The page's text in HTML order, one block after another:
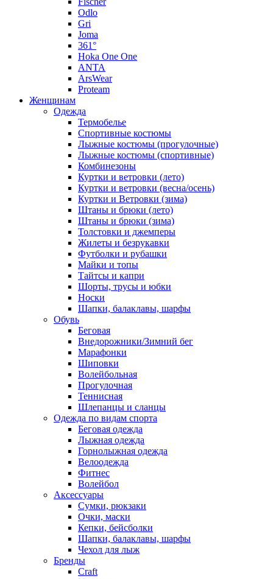
Odlo
Gri
Joma
361°
Hoka One One
ANTA
ArsWear
Proteam
Женщинам
Одежда
Термобелье
Спортивные костюмы
Лыжные костюмы (прогулочные)
Лыжные костюмы (спортивные)
Комбинезоны
Куртки и ветровки (лето)
Куртки и ветровки (весна/осень)
Куртки и Ветровки (зима)
Штаны и брюки (лето)
Штаны и брюки (зима)
Толстовки и джемперы
Жилеты и безрукавки
Футболки и рубашки
Майки и топы
Тайтсы и капри
Шорты, трусы и юбки
Носки
Шапки, балаклавы, шарфы
Обувь
Беговая
Внедорожники/Зимний бег
Марафонки
Шиповки
Волейбольная
Прогулочная
Теннисная
Шлепанцы и сланцы
Одежда по видам спорта
Беговая одежда
Лыжная одежда
Горнолыжная одежда
Велоодежда
Фитнес
Волейбол
Аксессуары
Сумки, рюкзаки
Очки, маски
Кепки, бейсболки
Шапки, балаклавы, шарфы
Чехол для лыж
Бренды
Craft